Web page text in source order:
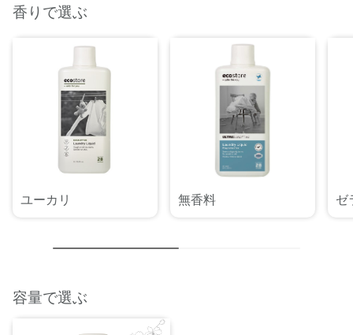
香りで選ぶ
ユーカリ 無香料 ゼ
容量で選ぶ